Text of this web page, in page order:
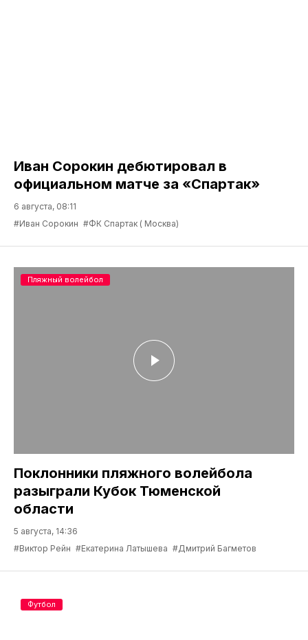
Иван Сорокин дебютировал в
официальном матче за «Спартак»
6 августа, 08:11
#Иван Сорокин #ФК Спартак ( Москва)
Поклонники пляжного волейбола
разыграли Кубок Тюменской
области
5 августа, 14:36
#Виктор Рейн #Екатерина Латышева #Дмитрий Багметов
Пляжный волейбол
Футбол